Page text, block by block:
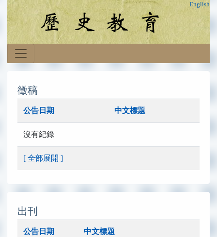
English
徵稿
公告日期 中文標題
沒有紀錄
[ 全部展開 ]
出刊
公告日期 中文標題